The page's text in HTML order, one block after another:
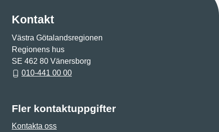
Kontakt
Västra Götalandsregionen
Regionens hus
SE 462 80 Vänersborg
010-441 00 00
Fler kontaktuppgifter
Kontakta oss